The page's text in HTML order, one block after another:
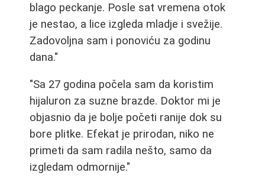
blago peckanje. Posle sat vremena otok
je nestao, a lice izgleda mladje i svežije.
Zadovoljna sam i ponoviću za godinu
dana."
"Sa 27 godina počela sam da koristim
hijaluron za suzne brazde. Doktor mi je
objasnio da je bolje početi ranije dok su
bore plitke. Efekat je prirodan, niko ne
primeti da sam radila nešto, samo da
izgledam odmornije."